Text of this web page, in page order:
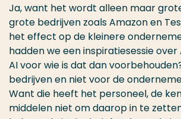
Ja, want het wordt alleen maar
grote bedrijven zoals Amazon en
het effect op de kleinere
hadden we een inspiratiesessie over
AI voor wie is dat dan
bedrijven en niet voor de
Want die heeft het personeel, de
middelen niet om daarop in te